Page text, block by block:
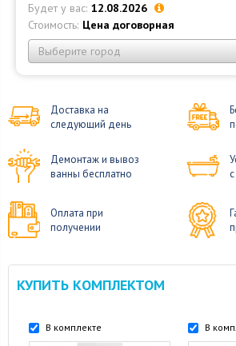
Будет у вас: 12.08.2026
Стоимость: Цена договорная
Выберите город
Доставка на
следующий день
Демонтаж и вывоз
ванны бесплатно
Оплата при
получении
КУПИТЬ КОМПЛЕКТОМ
В комплекте В